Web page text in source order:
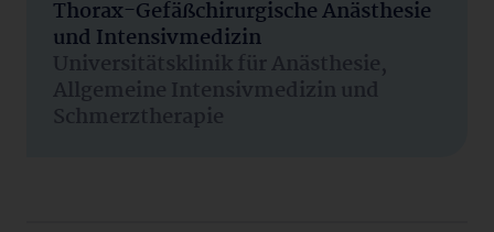
Thorax-Gefäßchirurgische Anästhesie
und Intensivmedizin
Universitätsklinik für Anästhesie,
Allgemeine Intensivmedizin und
Schmerztherapie